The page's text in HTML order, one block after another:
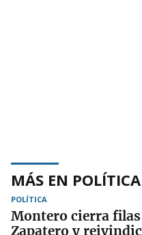
MÁS EN POLÍTICA
POLÍTICA
Montero cierra
Zapatero y